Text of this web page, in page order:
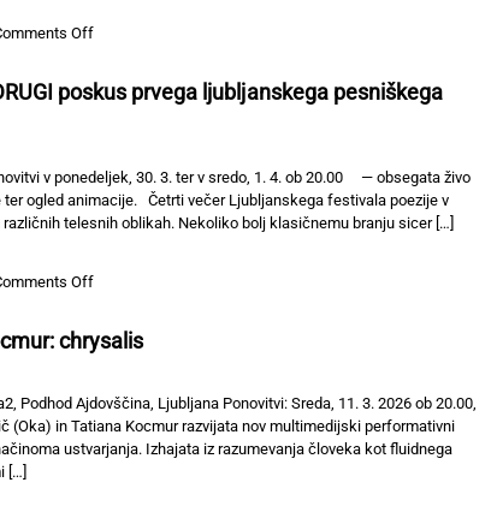
Offon
Fluktuacija
Fluctuation
temporality
poskus prvega ljubljanskega pesniškega
v ponedeljek, 30. 3. ter v sredo, 1. 4. ob 20.00 — obsegata živo
ogled animacije. Četrti večer Ljubljanskega festivala poezije v
telesnih oblikah. Nekoliko bolj klasičnemu branju sicer […]
Offon
je
postala
\\
DRUGI
poskus
chrysalis
Podhod Ajdovščina, Ljubljana Ponovitvi: Sreda, 11. 3. 2026 ob 20.00,
(Oka) in Tatiana Kocmur razvijata nov multimedijski performativni
ustvarjanja. Izhajata iz razumevanja človeka kot fluidnega
[…]